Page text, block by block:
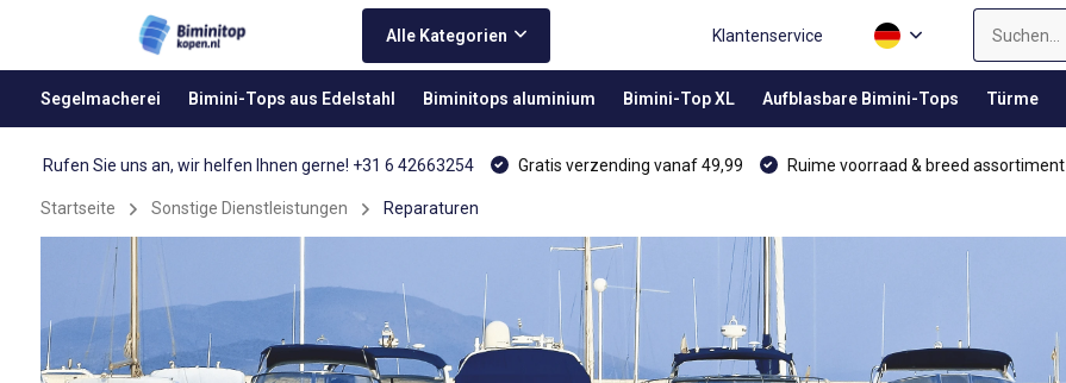
Alle Kategorien Klantenservice
Segelmacherei Bimini-Tops aus Edelstahl Biminitops aluminium Bimini-Top XL Aufblasbare Bimini-Tops Türme
Rufen Sie uns an, wir helfen Ihnen gerne! +31 6 42663254 Gratis verzending vanaf 49,99 Ruime voorraad & breed assortiment
Startseite Sonstige Dienstleistungen Reparaturen